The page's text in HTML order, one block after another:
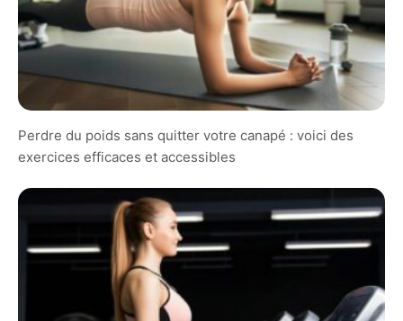
Perdre du poids sans quitter votre canapé : voici des
exercices efficaces et accessibles